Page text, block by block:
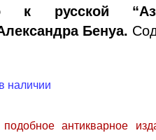
к русской
Бенуа.
наличии
антикварное